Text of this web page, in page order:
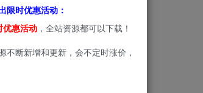
限时优惠活动：
优惠活动 ，全站资源都可以下载！
不断新增和更新，会不定时涨价，